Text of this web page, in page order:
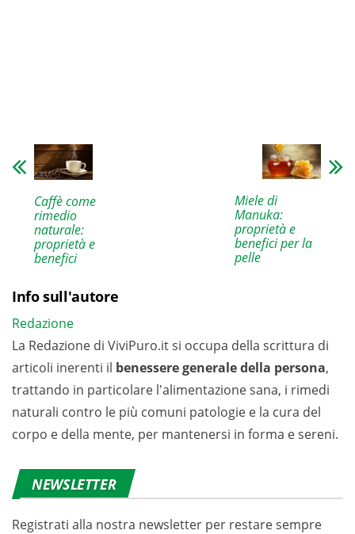
Caffè come
rimedio
naturale:
proprietà e
benefici
Miele di
Manuka:
proprietà e
benefici per la
pelle
Info sull'autore
Redazione
La Redazione di ViviPuro.it si occupa della scrittura di
articoli inerenti il benessere generale della persona,
trattando in particolare l'alimentazione sana, i rimedi
naturali contro le più comuni patologie e la cura del
corpo e della mente, per mantenersi in forma e sereni.
NEWSLETTER
Registrati alla nostra newsletter per restare sempre